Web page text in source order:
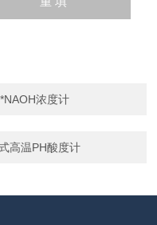
浓度计
高温PH酸度计